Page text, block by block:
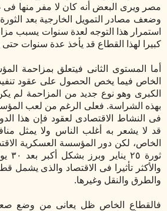
مصر ويرى البعض أنه كان لا مفر منها فى
وضعف مصادر التمويل الخارجية بعد
استمرار هذا التوجه لعدة سنوات يسبب
كبيرا لهذا القطاع قد يأخذ عدة سنوات حتى
أما المستوى الثانى فيتعلق بمزاحمة
الخاص فيما يخص الحصول على عقود
الكبرى وهو نوع جديد من المزاحمة لم
بهذه الشراسة. فعلى الرغم من لعب
فى النشاط الاقتصادى لعقود فإن هذا
قد لا يشعر به أغلب الناس ولا يمثل
الخاص، لكن دور المؤسسة العسكرية
والأكثر تأثيرا فى الاقتصاد والذى يشمل
والطرق والنقل وغيرها.
فالقطاع الخاص ظل يعانى من وضع